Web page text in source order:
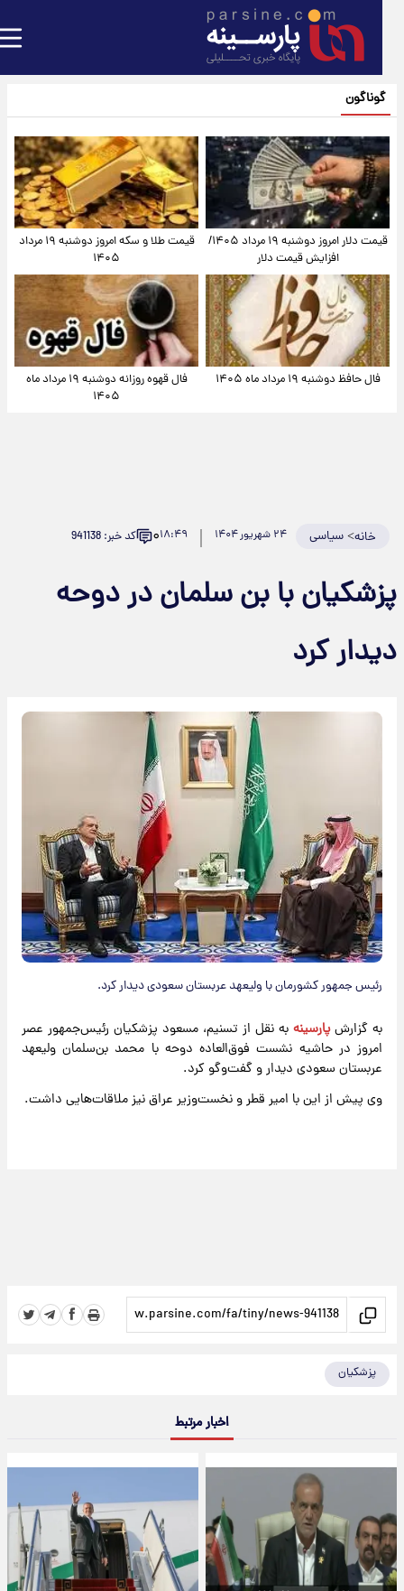
گوناگون
قیمت دلار امروز دوشنبه ۱۹ مرداد ۱۴۰۵/
افزایش قیمت دلار
قیمت طلا و سکه امروز دوشنبه ۱۹ مرداد
۱۴۰۵
فال حافظ دوشنبه ۱۹ مرداد ماه ۱۴۰۵
فال قهوه روزانه دوشنبه ۱۹ مرداد ماه
۱۴۰۵
خانه>سیاسی ۲۴ شهریور ۱۴۰۴ ۱۸:۴۹۰ کد خبر: 941138
با بن سلمان در دوحه
کرد
رئیس جمهور کشورمان با ولیعهد عربستان سعودی دیدار کرد.
به گزارشپارسینهبه نقل از تسنیم، مسعود پزشکیان رئیس‌جمهور عصر
امروز در حاشیه نشست فوق‌العاده دوحه با محمد بن‌سلمان ولیعهد
عربستان سعودی دیدار و گفت‌وگو کرد.
وی پیش از این با امیر قطر و نخست‌وزیر عراق نیز ملاقات‌هایی داشت.
پزشکیان
اخبار مرتبط